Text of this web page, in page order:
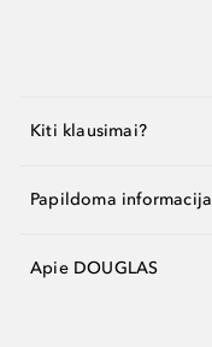
Kiti klausimai?
Papildoma informacija
Apie DOUGLAS